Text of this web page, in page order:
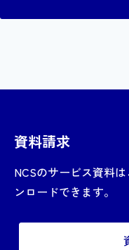
資料請求
NCSのサービス資料
ンロードできます。